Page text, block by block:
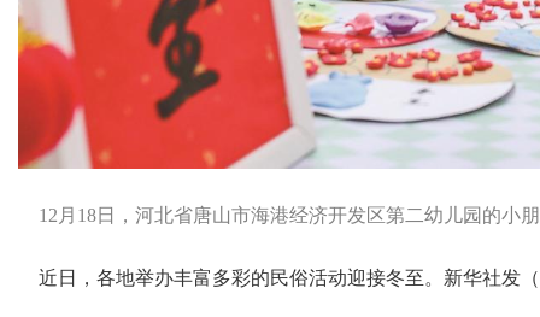
12月18日，河北省唐山市海港经济开发区第二幼儿园的小
近日，各地举办丰富多彩的民俗活动迎接冬至。 新华社发